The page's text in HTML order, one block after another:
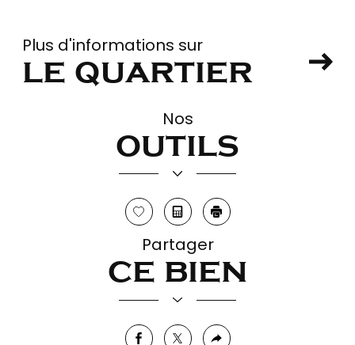
Plus d'informations sur
le quartier
Leaflet
Nos
outils
SélectionnerCalculatriceImprimer
Partager
ce bien